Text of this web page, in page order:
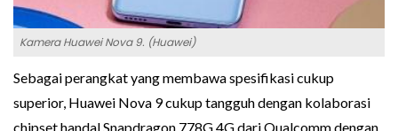
Kamera Huawei Nova 9. (Huawei)
Sebagai perangkat yang membawa spesifikasi cukup
superior, Huawei Nova 9 cukup tangguh dengan kolaborasi
chipset handal Snapdragon 778G 4G dari Qualcomm dengan